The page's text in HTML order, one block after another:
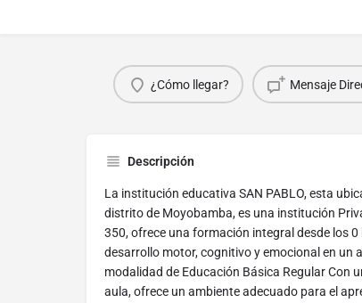
¿Cómo llegar? Mensaje
Descripción
La institución educativa SAN PABLO, esta
distrito de Moyobamba, es una institución
350, ofrece una formación integral desde los
desarrollo motor, cognitivo y emocional en un
modalidad de Educación Básica Regular Con
aula, ofrece un ambiente adecuado para el